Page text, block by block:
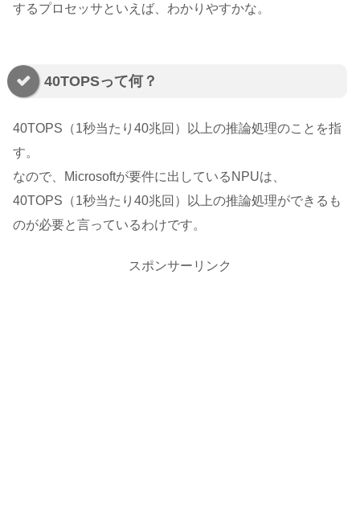
するプロセッサといえば、わかりやすかな。
40TOPSって何？
40TOPS（1秒当たり40兆回）以上の推論処理のことを指
す。
なので、Microsoftが要件に出しているNPUは、
40TOPS（1秒当たり40兆回）以上の推論処理ができるも
のが必要と言っているわけです。
スポンサーリンク